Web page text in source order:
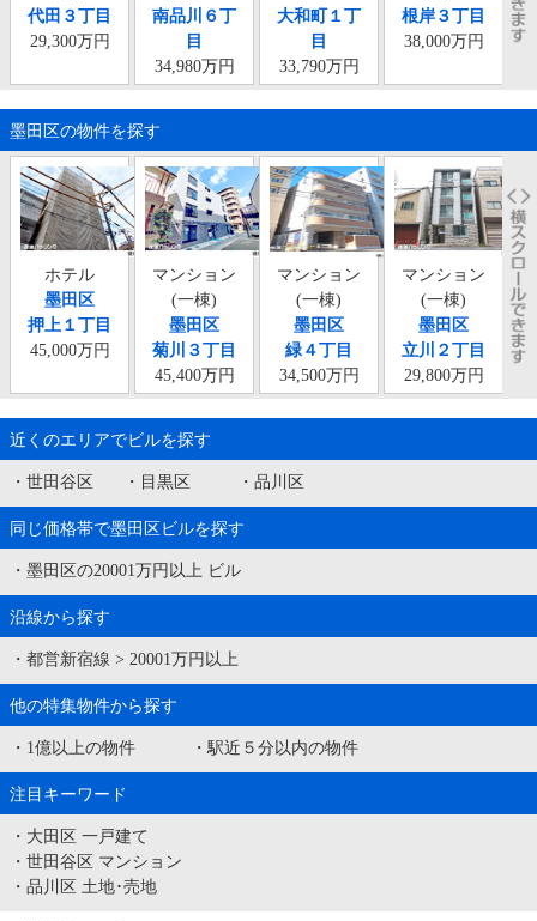
代田３丁目
29,300万円
南品川６丁
目
34,980万円
大和町１丁
目
33,790万円
根岸３丁目
38,000万円
墨田区の物件を探す
ホテル
墨田区
押上１丁目
45,000万円
マンション
(一棟)
墨田区
菊川３丁目
45,400万円
マンション
(一棟)
墨田区
緑４丁目
34,500万円
マンション
(一棟)
墨田区
立川２丁目
29,800万円
近くのエリアでビルを探す
・ 世田谷区 ・ 目黒区 ・ 品川区
同じ価格帯で墨田区ビルを探す
・ 墨田区の20001万円以上 ビル
沿線から探す
・ 都営新宿線 > 20001万円以上
他の特集物件から探す
・ 1億以上の物件 ・駅近５分以内の物件
注目キーワード
・ 大田区 一戸建て
・ 世田谷区 マンション
・ 品川区 土地･売地